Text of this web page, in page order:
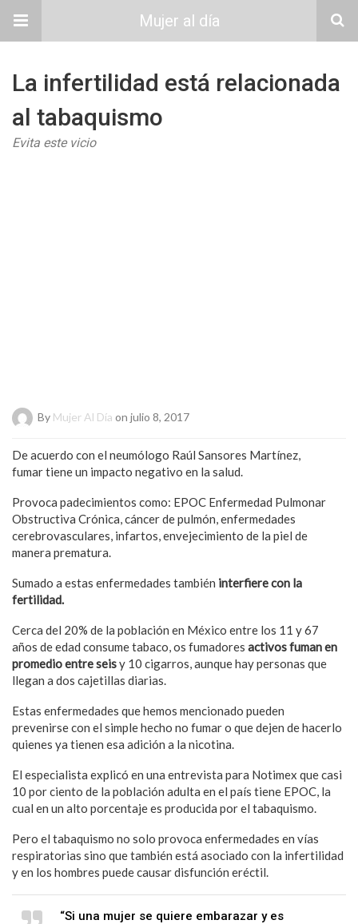
Mujer al día
La infertilidad está relacionada
al tabaquismo
Evita este vicio
By Mujer Al Día on julio 8, 2017
De acuerdo con el neumólogo Raúl Sansores Martínez,
fumar tiene un impacto negativo en la salud.
Provoca padecimientos como: EPOC Enfermedad Pulmonar
Obstructiva Crónica, cáncer de pulmón, enfermedades
cerebrovasculares, infartos, envejecimiento de la piel de
manera prematura.
Sumado a estas enfermedades también interfiere con la
fertilidad.
Cerca del 20% de la población en México entre los 11 y 67
años de edad consume tabaco, os fumadores activos fuman en
promedio entre seisy 10 cigarros, aunque hay personas que
llegan a dos cajetillas diarias.
Estas enfermedades que hemos mencionado pueden
prevenirse con el simple hecho no fumar o que dejen de hacerlo
quienes ya tienen esa adición a la nicotina.
El especialista explicó en una entrevista para Notimex que casi
10 por ciento de la población adulta en el país tiene EPOC, la
cual en un alto porcentaje es producida por el tabaquismo.
Pero el tabaquismo no solo provoca enfermedades en vías
respiratorias sino que también está asociado con la infertilidad
y en los hombres puede causar disfunción eréctil.
“Si una mujer se quiere embarazar y es